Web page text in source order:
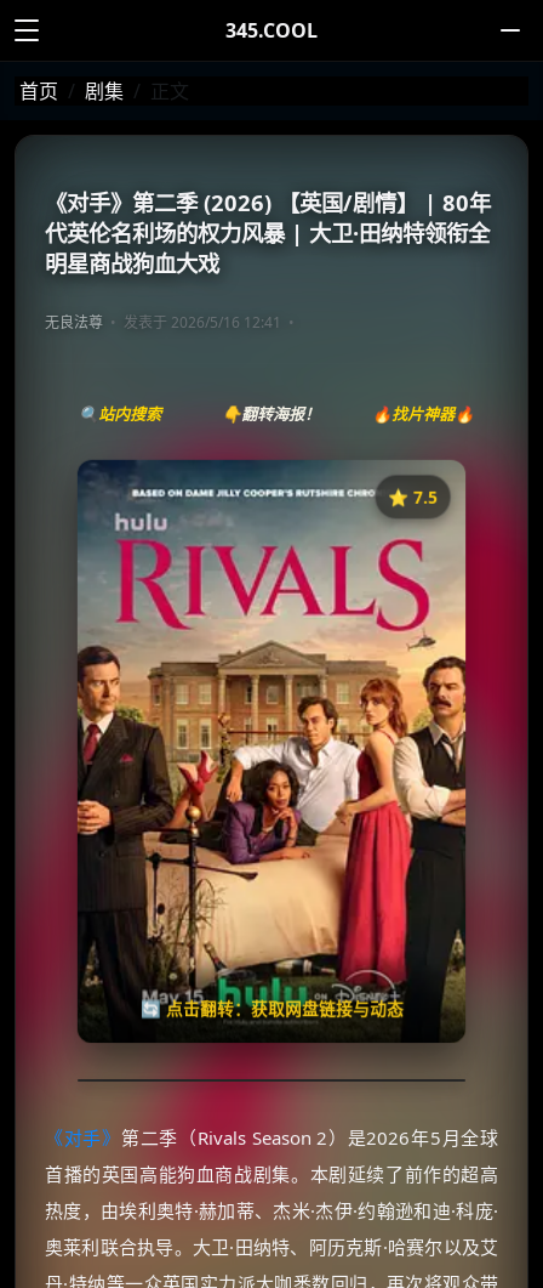
345.COOL
首页 剧集 正文
《对手》第二季 (2026) 【英国/剧情】 | 80年
代英伦名利场的权力风暴 | 大卫·田纳特领衔全
明星商战狗血大戏
无良法尊 发表于 2026/5/16 12:41
🔍站内搜索 👇翻转海报！ 🔥找片神器🔥
⭐️ 7.5
🔄 点击翻转：获取网盘链接与动态
⭐
收藏
⭐️ 评分：7.5 | 🎬 2024年
📺 连载中
夸克网盘
迅雷网盘
失效请反馈
🧧️
天天领红包
《对手》 第二季（Rivals Season 2）是2026年5月全球
首播的英国高能狗血商战剧集。本剧延续了前作的超高
热度，由埃利奥特·赫加蒂、杰米·杰伊·约翰逊和迪·科庞·
奥莱利联合执导。大卫·田纳特、阿历克斯·哈赛尔以及艾
丹·特纳等一众英国实力派大咖悉数回归，再次将观众带